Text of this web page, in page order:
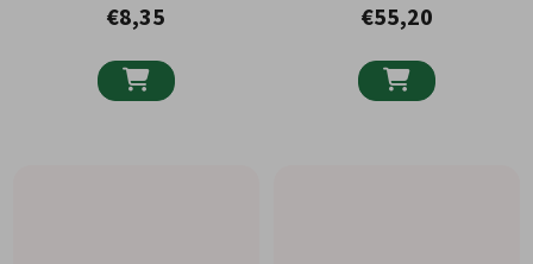
€8,35

€55,20
